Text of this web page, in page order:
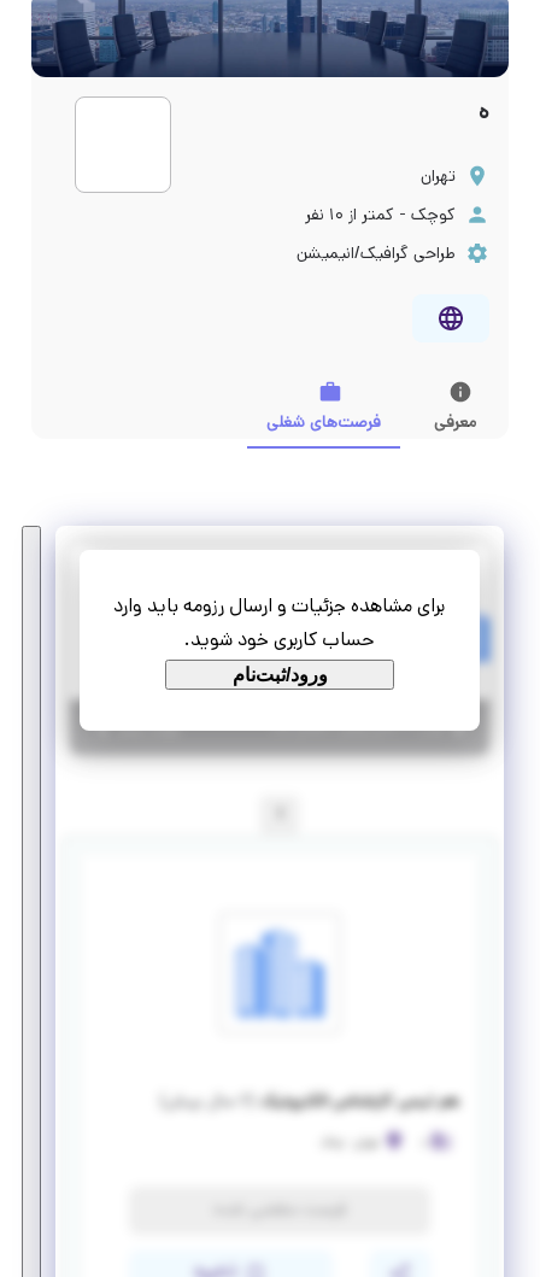
ه
تهران
کوچک - کمتر از ۱۰ نفر
طراحی گرافیک/انیمیشن
معرفی فرصت‌های شغلی
برای مشاهده جزئیات و ارسال رزومه باید وارد
حساب کاربری خود شوید.
ورود/ثبت‌نام
هم تیمی کارشناس الکترونیک
پاره وقت تمام وقت
تهران |۶ سال پیش | منقضی شده جزئیات بیشتر
هم تیمی کارشناس الکترونیک